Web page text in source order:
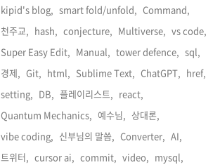
kipid's blog, smart fold/unfold, Command,
천주교, hash, conjecture, Multiverse, vs code,
Super Easy Edit, Manual, tower defence, sql,
경제, Git, html, Sublime Text, ChatGPT, href,
setting, DB, 플레이리스트, react,
Quantum Mechanics, 예수님, 상대론,
vibe coding, 신부님의 말씀, Converter, AI,
트위터, cursor ai, commit, video, mysql,